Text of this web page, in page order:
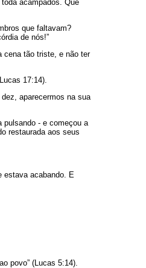
acampados. Que
que faltavam?
de nós!”
cena tão triste, e não ter
17:14).
aparecermos na sua
pulsando - e começou a
restaurada aos seus
estava acabando. E
povo” (Lucas 5:14).